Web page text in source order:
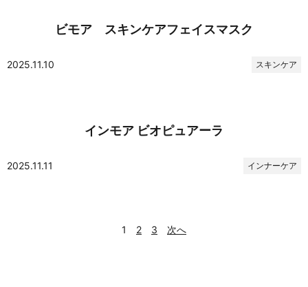
ビモア スキンケアフェイスマスク
2025.11.10 スキンケア
インモア ビオピュアーラ
2025.11.11 インナーケア
1 2 3 次へ